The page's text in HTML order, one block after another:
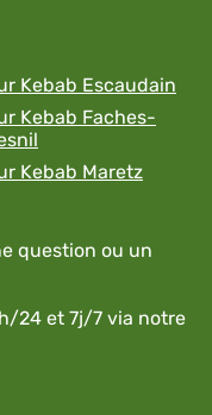
Kebab Escaudain
Kebab Faches-
Kebab Maretz
question ou un
24 et 7j/7 via notre